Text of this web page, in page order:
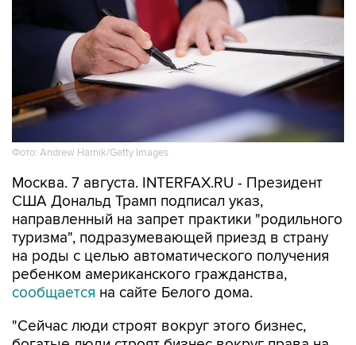
Фото: Andrew Harnik/Getty Images
Москва. 7 августа. INTERFAX.RU - Президент
США Дональд Трамп подписал указ,
направленный на запрет практики "родильного
туризма", подразумевающей приезд в страну
на роды с целью автоматического получения
ребенком американского гражданства,
сообщается на сайте Белого дома.
"Сейчас люди строят вокруг этого бизнес,